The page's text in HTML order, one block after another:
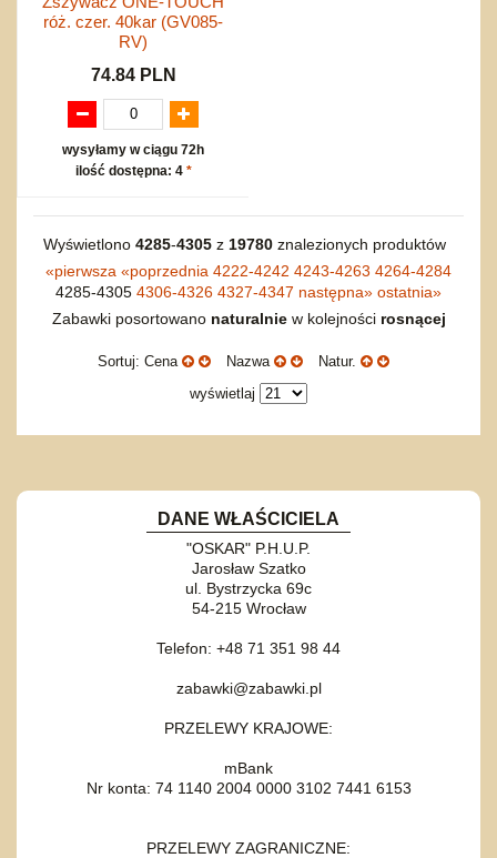
róż. czer. 40kar (GV085-
RV)
74.84 PLN
wysyłamy w ciągu 72h
ilość dostępna: 4 *
Wyświetlono 4285-4305z 19780znalezionych produktów
«pierwsza «poprzednia 4222-4242 4243-4263 4264-4284
4285-4305 4306-4326 4327-4347 następna» ostatnia»
Zabawki posortowano naturalniew kolejności rosnącej
Sortuj: Cena Nazwa
Natur.
wyświetlaj
DANE WŁAŚCICIELA
"OSKAR" P.H.U.P.
Jarosław Szatko
ul. Bystrzycka 69c
54-215 Wrocław
Telefon: +48 71 351 98 44
zabawki@zabawki.pl
PRZELEWY KRAJOWE:
mBank
Nr konta: 74 1140 2004 0000 3102 7441 6153
PRZELEWY ZAGRANICZNE: